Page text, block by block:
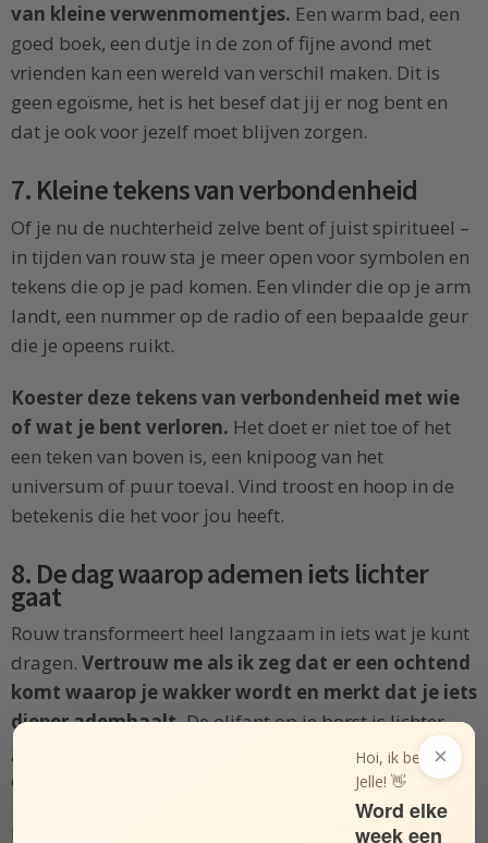
van kleine verwenmomentjes. Een warm bad, een
goed boek, een dutje in de zon of fijne avond met
vrienden kan een wereld van verschil maken. Dit is
geen egoïsme, het is het besef dat jij er nog bent en
dat je ook voor jezelf moet blijven zorgen.
7. Kleine tekens van verbondenheid
Of je nu de nuchterheid zelve bent of juist spiritueel –
in tijden van rouw sta je meer open voor symbolen en
tekens die op je pad komen. Een vlinder die op je arm
landt, een nummer op de radio of een bepaalde geur
die je opeens ruikt.
Koester deze tekens van verbondenheid met wie
of wat je bent verloren. Het doet er niet toe of het
een teken van boven is, een knipoog van het
universum of puur toeval. Vind troost en hoop in de
betekenis die het voor jou heeft.
8. De dag waarop ademen iets lichter
gaat
Rouw transformeert heel langzaam in iets wat je kunt
dragen. Vertrouw me als ik zeg dat er een ochtend
komt waarop je wakker wordt en merkt dat je iets
dieper ademhaalt.De olifant op je borst is lichter
geworden en de tranen zitten minder aan de
oppervlakte.
Het verdriet is niet verdwenen, maar wel minder
×
Hoi, ik ben
Jelle! 👋
Word elke
week een